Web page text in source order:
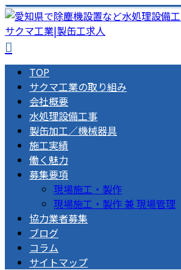
TOP
サクマ工業の取り組み
会社概要
水処理設備工事
製缶加工／機械器具
施工実績
働く魅力
募集要項
現場施工・製作
現場施工・製作 兼 現場管理
協力業者募集
ブログ
コラム
サイトマップ